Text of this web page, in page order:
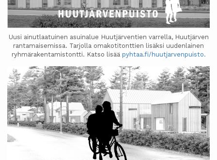
Uusi ainutlaatuinen asuinalue Huutjärventien varrella, Huutjärven
rantamaisemissa. Tarjolla omakotitonttien lisäksi uudenlainen
ryhmärakentamistontti. Katso lisää pyhtaa.fi/huutjarvenpuisto.